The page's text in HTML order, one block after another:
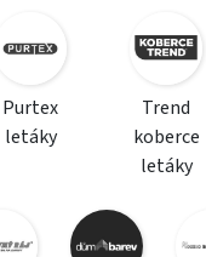
Purtex
letáky
Trend
koberce
letáky